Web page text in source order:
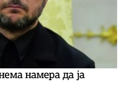
намера да ја